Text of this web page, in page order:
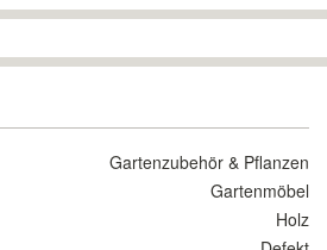
Gartenzubehör & Pflanzen
Gartenmöbel
Holz